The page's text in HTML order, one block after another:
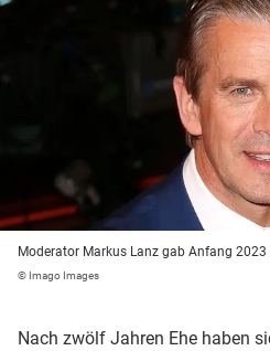
Moderator Markus Lanz gab Anfang 2023
© Imago Images
Nach zwölf Jahren Ehe haben